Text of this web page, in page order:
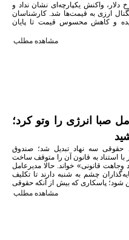
دلار، واکنش یکپارچه‌ای نشان نداد و
ارزی به قیمت‌ها شد. کارشناسان
و کاهش محسوس قیمت تا پایان
مشاهده مطلب
صبا انرژی را وتو کرد؛
حقوقی سه نهاد تبدیل شد؛ صندوق
استناد به قانون آن را متوقف ساخت
وجاهت قانونی» خواند. حالا مدیرعامل
چشم به شنبه دارند تا تکلیف
پاسکاری که بیش از آنکه حقوقی
مشاهده مطلب